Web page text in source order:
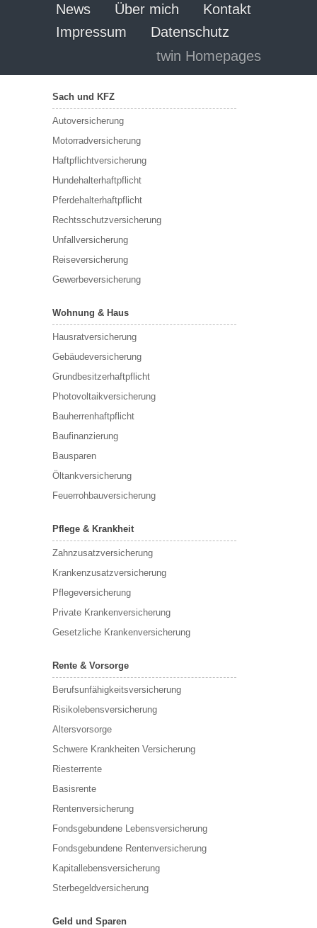
News Über mich
Kontakt
Impressum
Datenschutz
twin Homepages
Sach und KFZ
Autoversicherung
Motorradversicherung
Haftpflichtversicherung
Hundehalterhaftpflicht
Pferdehalterhaftpflicht
Rechtsschutzversicherung
Unfallversicherung
Reiseversicherung
Gewerbeversicherung
Wohnung & Haus
Hausratversicherung
Gebäudeversicherung
Grundbesitzerhaftpflicht
Photovoltaikversicherung
Bauherrenhaftpflicht
Baufinanzierung
Bausparen
Öltankversicherung
Feuerrohbauversicherung
Pflege & Krankheit
Zahnzusatzversicherung
Krankenzusatzversicherung
Pflegeversicherung
Private Krankenversicherung
Gesetzliche Krankenversicherung
Rente & Vorsorge
Berufs­unfähigkeitsversicherung
Risikolebensversicherung
Altersvorsorge
Schwere Krankheiten Versicherung
Riesterrente
Basisrente
Rentenversicherung
Fondsgebundene Lebensversicherung
Fondsgebundene Rentenversicherung
Kapitallebensversicherung
Sterbegeldversicherung
Geld und Sparen